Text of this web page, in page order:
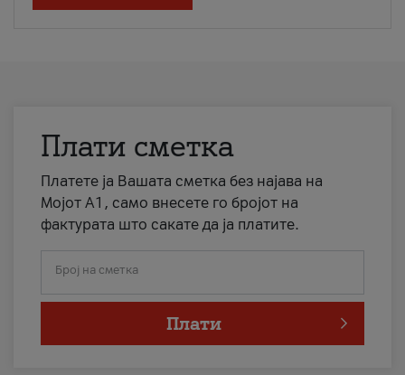
Плати сметка
Платете ја Вашата сметка без најава на
Мојот А1, само внесете го бројот на
фактурата што сакате да ја платите.
Број на сметка
Плати